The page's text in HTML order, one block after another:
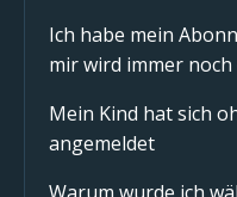
Ich habe mein
mir wird immer
Mein Kind hat sich
angemeldet